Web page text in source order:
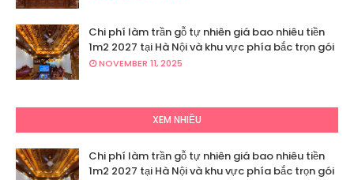
Chi phí làm trần gỗ tự nhiên giá bao nhiêu tiền
1m2 2027 tại Hà Nội và khu vực phía bắc trọn gói
NOVEMBER 11, 2025
XEM NHIỀU
Chi phí làm trần gỗ tự nhiên giá bao nhiêu tiền
1m2 2027 tại Hà Nội và khu vực phía bắc trọn gói